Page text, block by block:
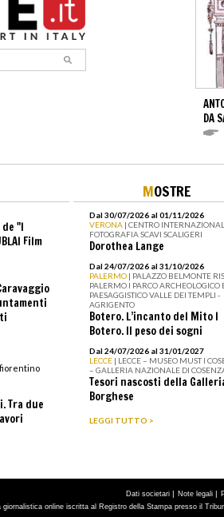
DA
"I
Film
Tra due
MOSTRE
Dal 30/07/2026 al 01/11/2026
VERONA | CENTRO
FOTOGRAFIA SCAVI SCALIGERI
Dorothea Lange
Dal 24/07/2026 al 31/10/2026
PALERMO | PALAZZO BELMONTE
PALERMO I PARCO ARCHEOLOGICO
PAESAGGISTICO VALLE DEI TEMPLI -
AGRIGENTO
Botero. L’incanto del Mito I
Botero. Il peso dei sogni
Dal 24/07/2026 al 31/01/2027
LECCE | LECCE – MUSEO MUST I
– GALLERIA NAZIONALE DI
Tesori nascosti della
Borghese
LEGGI TUTTO >
Dati societari | Note legali |
online iscritta al Registro della Stampa presso il